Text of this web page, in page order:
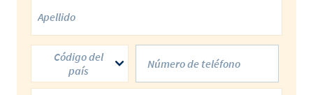
Código del
país